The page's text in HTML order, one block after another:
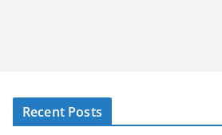
Recent Posts